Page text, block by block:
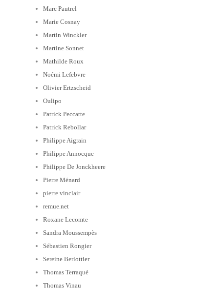
Marc Pautrel
Marie Cosnay
Martin Winckler
Martine Sonnet
Mathilde Roux
Noémi Lefebvre
Olivier Ertzscheid
Oulipo
Patrick Peccatte
Patrick Rebollar
Philippe Aigrain
Philippe Annocque
Philippe De Jonckheere
Pierre Ménard
pierre vinclair
remue.net
Roxane Lecomte
Sandra Moussempès
Sébastien Rongier
Sereine Berlottier
Thomas Terraqué
Thomas Vinau